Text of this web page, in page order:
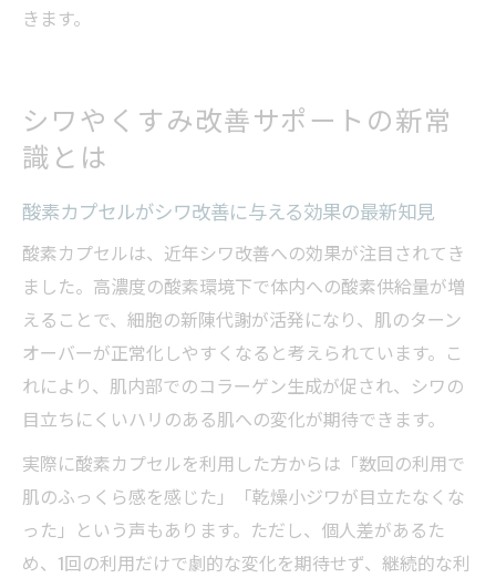
きます。
シワやくすみ改善サポートの新常
識とは
酸素カプセルがシワ改善に与える効果の最新知見
酸素カプセルは、近年シワ改善への効果が注目されてき
ました。高濃度の酸素環境下で体内への酸素供給量が増
えることで、細胞の新陳代謝が活発になり、肌のターン
オーバーが正常化しやすくなると考えられています。こ
れにより、肌内部でのコラーゲン生成が促され、シワの
目立ちにくいハリのある肌への変化が期待できます。
実際に酸素カプセルを利用した方からは「数回の利用で
肌のふっくら感を感じた」「乾燥小ジワが目立たなくな
った」という声もあります。ただし、個人差があるた
め、1回の利用だけで劇的な変化を期待せず、継続的な利